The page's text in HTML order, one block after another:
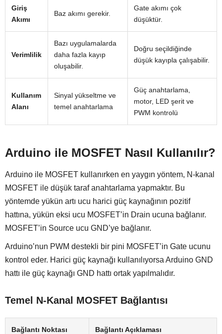
Giriş
Akımı
Baz akımı gerekir.
Gate akımı çok
düşüktür.
Verimlilik
Bazı uygulamalarda
daha fazla kayıp
oluşabilir.
Doğru seçildiğinde
düşük kayıpla çalışabilir.
Kullanım
Alanı
Sinyal yükseltme ve
temel anahtarlama
Güç anahtarlama,
motor, LED şerit ve
PWM kontrolü
Arduino ile MOSFET Nasıl Kullanılır?
Arduino ile MOSFET kullanırken en yaygın yöntem, N-kanal
MOSFET ile düşük taraf anahtarlama yapmaktır. Bu
yöntemde yükün artı ucu harici güç kaynağının pozitif
hattına, yükün eksi ucu MOSFET’in Drain ucuna bağlanır.
MOSFET’in Source ucu GND’ye bağlanır.
Arduino’nun PWM destekli bir pini MOSFET’in Gate ucunu
kontrol eder. Harici güç kaynağı kullanılıyorsa Arduino GND
hattı ile güç kaynağı GND hattı ortak yapılmalıdır.
Temel N-Kanal MOSFET Bağlantısı
Bağlantı Noktası Bağlantı Açıklaması